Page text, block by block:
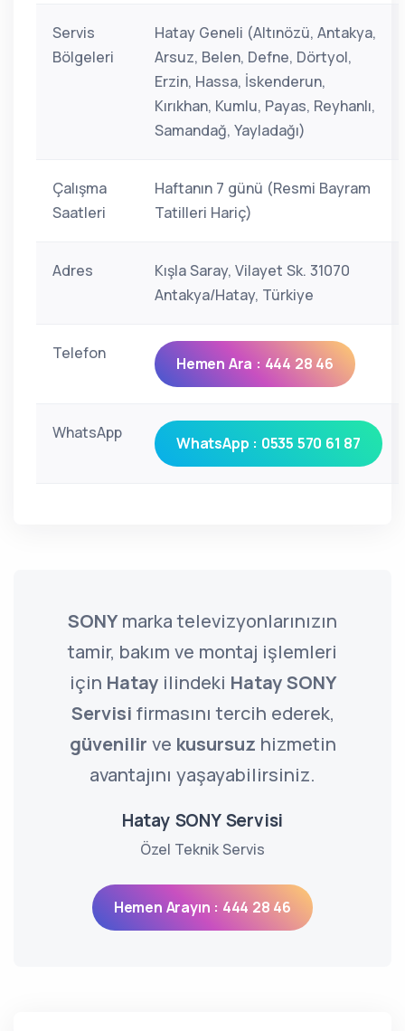
Servis
Bölgeleri
Hatay Geneli (Altınözü, Antakya,
Arsuz, Belen, Defne, Dörtyol,
Erzin, Hassa, İskenderun,
Kırıkhan, Kumlu, Payas, Reyhanlı,
Samandağ, Yayladağı)
Çalışma
Saatleri
Haftanın 7 günü (Resmi Bayram
Tatilleri Hariç)
Adres
Kışla Saray, Vilayet Sk. 31070
Antakya/Hatay, Türkiye
Telefon
Hemen Ara : 444 28 46
WhatsApp
WhatsApp : 0535 570 61 87
SONYmarka televizyonlarınızın
tamir, bakım ve montaj işlemleri
için Hatayilindeki Hatay SONY
Servisi firmasını tercih ederek,
güvenilir ve kusursuz hizmetin
avantajını yaşayabilirsiniz.
Hatay SONY Servisi
Özel Teknik Servis
Hemen Arayın : 444 28 46